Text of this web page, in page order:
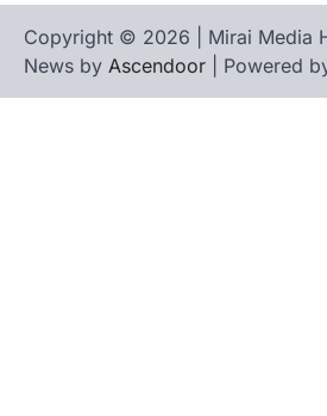
Copyright © 2026 | Mirai Media
News by Ascendoor | Powered